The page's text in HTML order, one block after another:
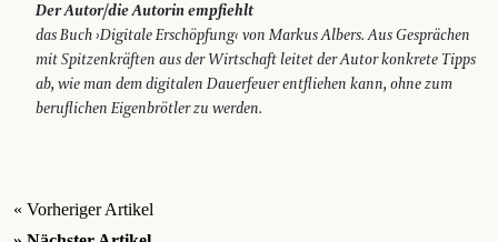
Der Autor/die Autorin empfiehlt
das Buch ›Digitale Erschöpfung‹ von Markus Albers. Aus Gesprächen
mit Spitzenkräften aus der Wirtschaft leitet der Autor konkrete Tipps
ab, wie man dem digitalen Dauerfeuer entfliehen kann, ohne zum
beruf­lichen Eigenbrötler zu werden.
« Vorheriger Artikel